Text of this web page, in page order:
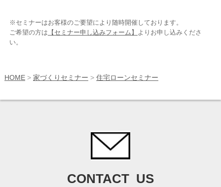
※セミナーはお客様のご要望により随時開催しております。
ご希望の方は 【セミナー申し込みフォーム】 よりお申し込みくださ
い。
HOME > 家づくりセミナー > 住宅ローンセミナー
CONTACT US